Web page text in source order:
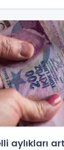
aylıkları